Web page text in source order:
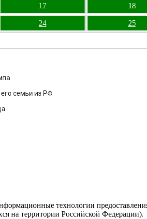
17 18
24 25
семьи из РФ
технологии
на территории Российской Федерации).